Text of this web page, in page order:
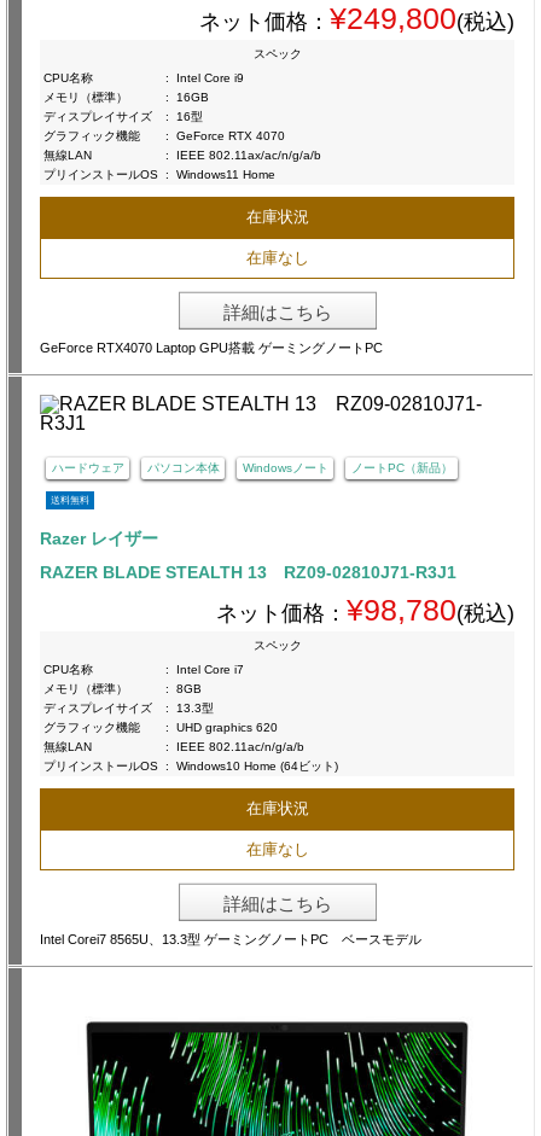
ネット価格： ¥249,800(税込)
スペック
CPU名称
:
Intel Core i9
メモリ（標準）
:
16GB
ディスプレイサイズ
:
16型
グラフィック機能
:
GeForce RTX 4070
無線LAN
:
IEEE 802.11ax/ac/n/g/a/b
プリインストールOS : Windows11 Home
在庫状況
在庫なし
詳細はこちら
GeForce RTX4070 Laptop GPU搭載 ゲーミングノートPC
ハードウェア パソコン本体 Windowsノート ノートPC（新品）
送料無料
Razer レイザー
RAZER BLADE STEALTH 13 RZ09-02810J71-R3J1
ネット価格： ¥98,780(税込)
スペック
CPU名称
:
Intel Core i7
メモリ（標準）
:
8GB
ディスプレイサイズ
:
13.3型
グラフィック機能
:
UHD graphics 620
無線LAN
:
IEEE 802.11ac/n/g/a/b
プリインストールOS : Windows10 Home (64ビット)
在庫状況
在庫なし
詳細はこちら
Intel Corei7 8565U、13.3型 ゲーミングノートPC ベースモデル